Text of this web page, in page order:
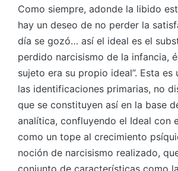
Como siempre, adonde la libido
hay un deseo de no perder la
día se gozó… así el ideal es el
perdido narcisismo de la infancia,
sujeto era su propio ideal”. Esta es
las identificaciones primarias, no
que se constituyen así en la base
analítica, confluyendo el Ideal con
como un tope al crecimiento
noción de narcisismo realizado,
conjunto de características como